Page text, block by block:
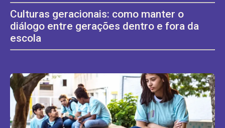
Culturas geracionais: como manter o
diálogo entre gerações dentro e fora da
escola